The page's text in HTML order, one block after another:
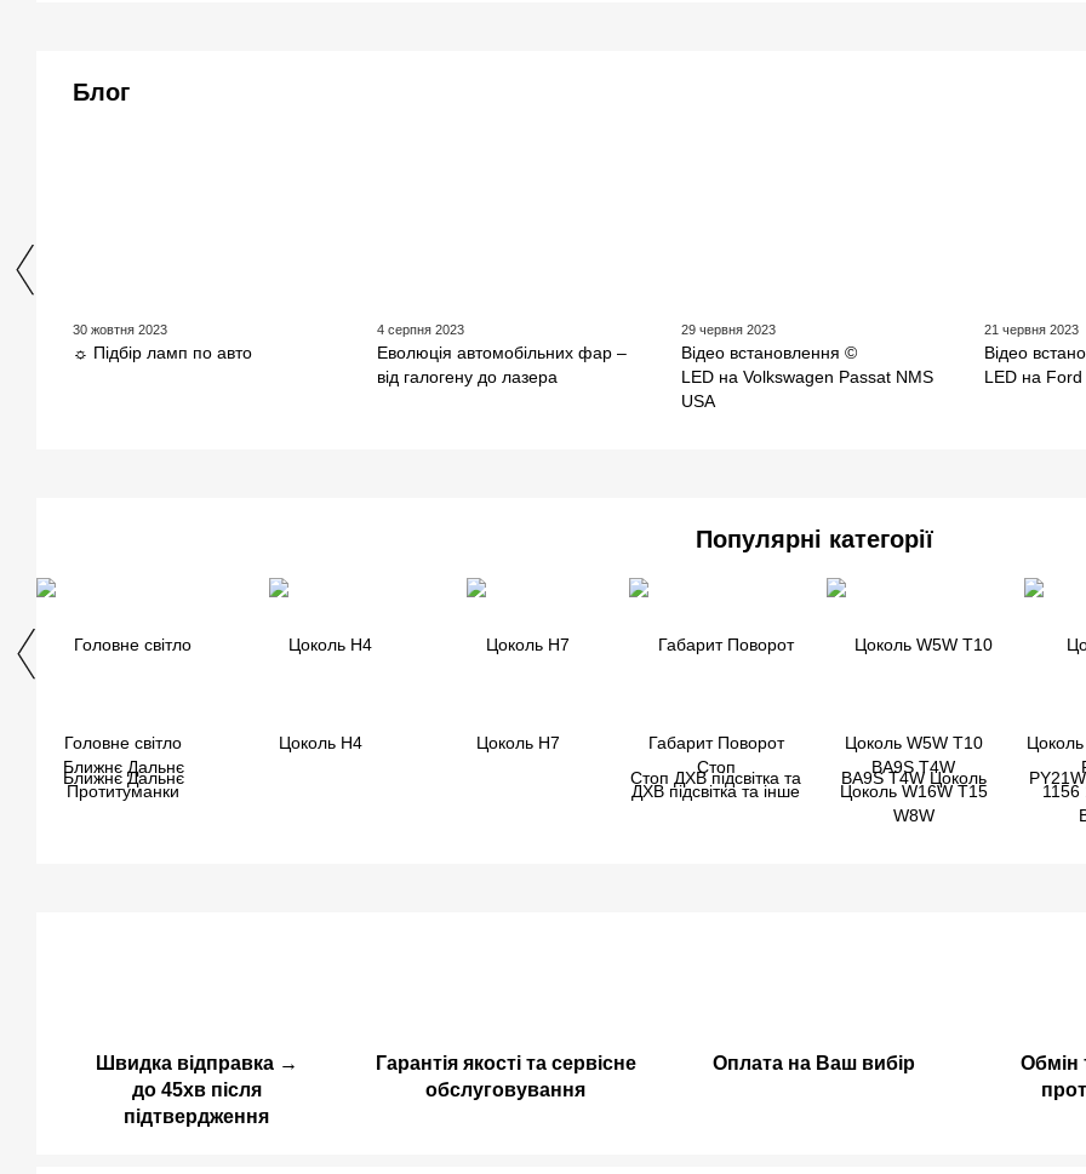
Блог
30 жовтня 2023
☼ Підбір ламп по авто
4 серпня 2023
Еволюція автомобільних фар –
від галогену до лазера
29 червня 2023
Відео встановлення ©
LED на Volkswagen Passat NMS
USA
21 червня 2023
Відео
LED на
Популярні категорії
Головне світло
Ближнє Дальнє
Протитуманки
Цоколь H4 Цоколь H7
Габарит Поворот
Стоп
ДХВ підсвітка та інше
Цоколь W5W T10
BA9S T4W
Цоколь W16W T15
W8W
1156
Швидка відправка →
до 45хв після
підтвердження
Гарантія якості та сервісне
обслуговування
Оплата на Ваш вибір
Обмін